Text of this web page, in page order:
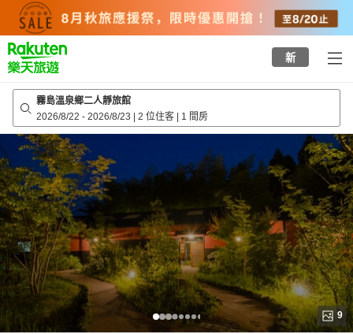
top
page
新
霧島溫泉鄉二人靜旅館
2026/8/22 - 2026/8/23 | 2 位住客 | 1 間房
9